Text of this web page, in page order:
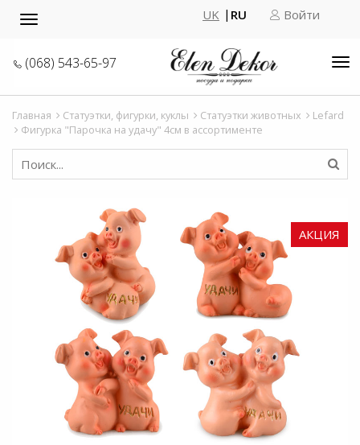
Toggle
UK RU Войти
(068) 543-65-97
Главная Статуэтки, фигурки, куклы Статуэтки животных
Lefard
Фигурка "Парочка на удачу" 4см в ассортименте
АКЦИЯ